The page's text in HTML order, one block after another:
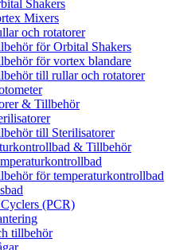
Shakers
Mixers
och rotatorer
för Orbital Shakers
för vortex blandare
till rullar och rotatorer
& Tillbehör
till Sterilisatorer
& Tillbehör
för temperaturkontrollbad
(PCR)
tillbehör